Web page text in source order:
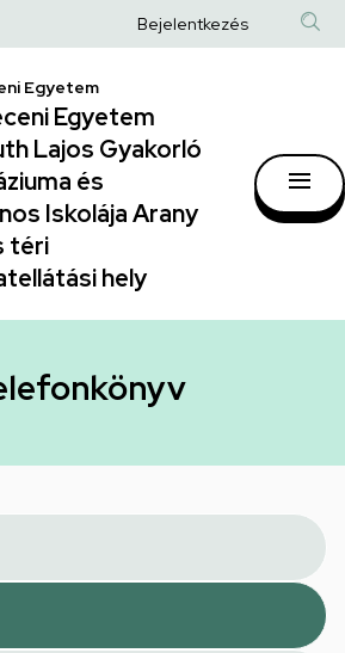
Anonim
fiók
menüje
Bejelentkezés
Egyetem
Egyetem
Lajos Gyakorló
és
Iskolája Arany
téri
hely